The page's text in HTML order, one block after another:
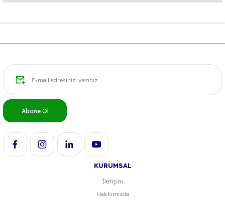
Ürün bilgilerinde hatalar bulunuyor.
Ürün fiyatı diğer sitelerden daha pahalı.
Gönder
Abone Ol
KURUMSAL
İletişim
Hakkımızda